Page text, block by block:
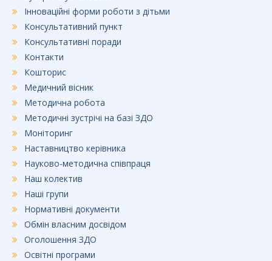
Інноваційні форми роботи з дітьми
Консультативний пункт
Консультативні поради
Контакти
Кошторис
Медичний вісник
Методична робота
Методичні зустрічі на базі ЗДО
Моніторинг
Наставництво керівника
Науково-методична співпраця
Наш колектив
Наші групи
Нормативні документи
Обмін власним досвідом
Оголошення ЗДО
Освітні програми